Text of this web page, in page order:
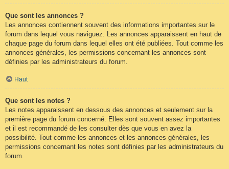
Que sont les annonces ?
Les annonces contiennent souvent des informations importantes sur le
forum dans lequel vous naviguez. Les annonces apparaissent en haut de
chaque page du forum dans lequel elles ont été publiées. Tout comme les
annonces générales, les permissions concernant les annonces sont
définies par les administrateurs du forum.
Haut
Que sont les notes ?
Les notes apparaissent en dessous des annonces et seulement sur la
première page du forum concerné. Elles sont souvent assez importantes
et il est recommandé de les consulter dès que vous en avez la
possibilité. Tout comme les annonces et les annonces générales, les
permissions concernant les notes sont définies par les administrateurs du
forum.